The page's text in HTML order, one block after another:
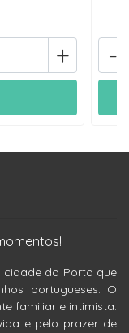
+ -
cidade do Porto que
portugueses. O
familiar e intimista.
e pelo prazer de